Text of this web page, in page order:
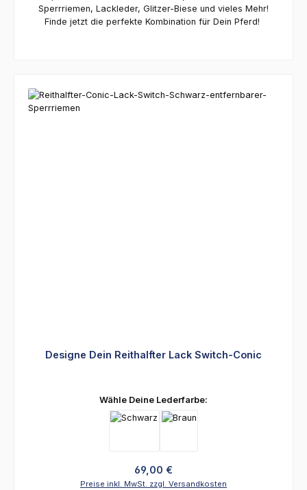
Sperrriemen, Lackleder, Glitzer-Biese und vieles Mehr!
Finde jetzt die perfekte Kombination für Dein Pferd!
Designe Dein Reithalfter Lack Switch-Conic
Wähle Deine Lederfarbe:
Regulärer Preis:
69,00 €
Preise inkl. MwSt. zzgl. Versandkosten